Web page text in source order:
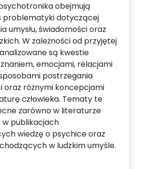
obejmują
problematyki dotyczącej
umysłu, świadomości oraz
W zależności od przyjętej
są kwestie
emocjami, relacjami
postrzegania
oraz różnymi koncepcjami
człowieka. Tematy te
zarówno w literaturze
w publikacjach
wiedzę o psychice oraz
w ludzkim umyśle.